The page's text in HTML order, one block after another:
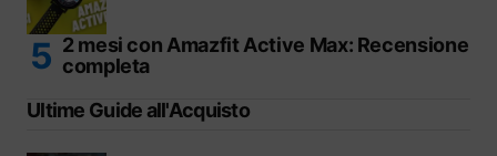
2 mesi con Amazfit Active Max: Recensione
completa
Ultime Guide all'Acquisto